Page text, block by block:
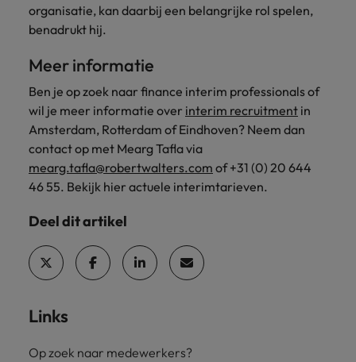
organisatie, kan daarbij een belangrijke rol spelen,
benadrukt hij.
Meer informatie
Ben je op zoek naar finance interim professionals of
wil je meer informatie over interim recruitment in
Amsterdam, Rotterdam of Eindhoven? Neem dan
contact op met Mearg Tafla via
mearg.tafla@robertwalters.com of +31 (0) 20 644
46 55. Bekijk hier actuele interimtarieven.
Deel dit artikel
Links
Op zoek naar medewerkers?